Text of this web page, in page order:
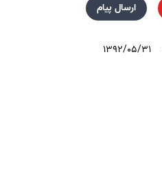
ارسال پیام
۱۳۹۲/۰۵/۳۱